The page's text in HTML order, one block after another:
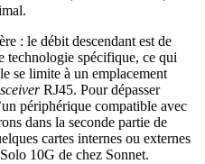
: le débit descendant est de
technologie spécifique, ce qui
se limite à un emplacement
RJ45. Pour dépasser
périphérique compatible avec
dans la seconde partie de
cartes internes ou externes
10G de chez Sonnet.